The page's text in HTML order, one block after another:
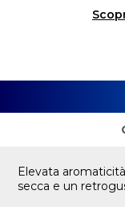
Elevata
secca e un